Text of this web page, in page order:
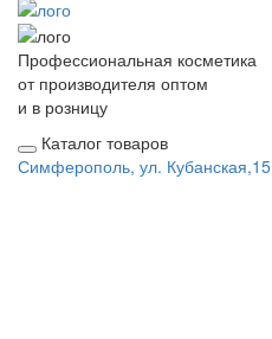
Профессиональная косметика
от производителя оптом
и в розницу
Каталог товаров
Симферополь, ул. Кубанская,15